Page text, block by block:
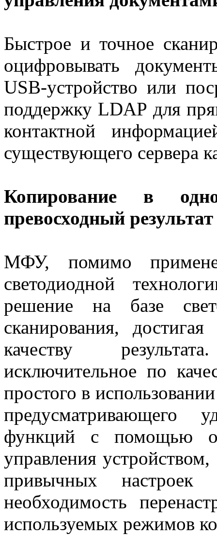
Быстрое и точное
оцифровывать
USB-устройство или
поддержку LDAP для
контактной
существующего сервера
Копирование в
превосходный результат
МФУ, помимо
светодиодной
решение на базе
сканирования,
качеству
исключительное по
простого в
предусматривающего
функций с помощью
управления
привычных настроек
необходимость
используемых режимов